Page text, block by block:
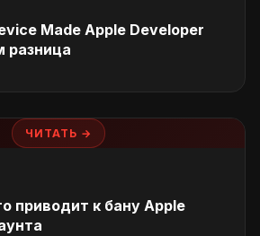
Made Apple Developer
разница
ЧИТАТЬ →
приводит к бану Apple